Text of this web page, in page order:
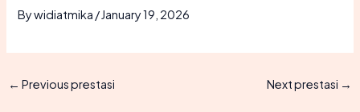
Bywidiatmika /January 19, 2026
← Previous prestasi Next prestasi →